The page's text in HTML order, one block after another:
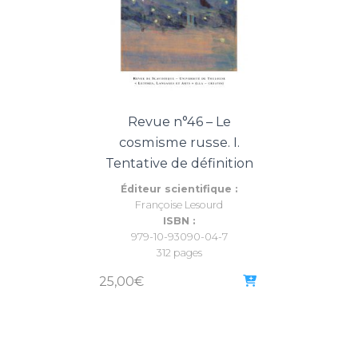
Revue n°46 – Le
cosmisme russe. I.
Tentative de définition
Éditeur scientifique :
Françoise Lesourd
ISBN :
979-10-93090-04-7
312 pages
25,00€